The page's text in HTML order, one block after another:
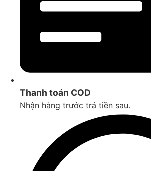
Thanh toán COD
Nhận hàng trước trả tiền sau.